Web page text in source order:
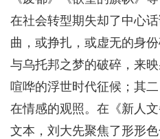
在社会转型期失却了中心
曲，或挣扎，或虚无的身
与乌托邦之梦的破碎，来
喧哗的浮世时代征候；其
在情感的观照。在《新人
文本，刘大先聚焦了形形